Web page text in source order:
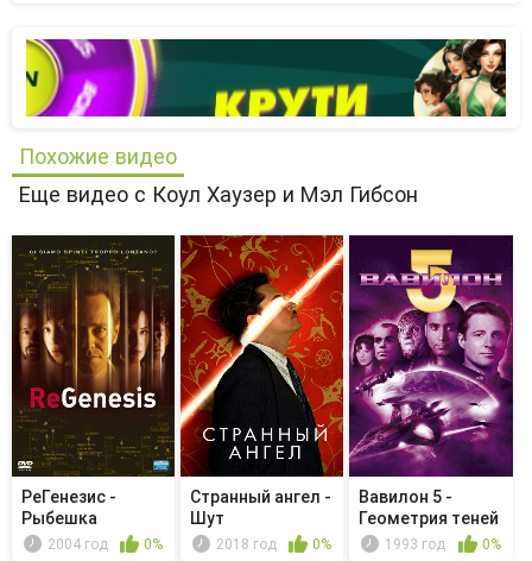
Похожие видео
Еще видео с Коул Хаузер и Мэл Гибсон
РеГенезис -
Рыбешка
2004 год 0%
Странный ангел -
Шут
2018 год 0%
Вавилон 5 -
Геометрия теней
1993 год 0%